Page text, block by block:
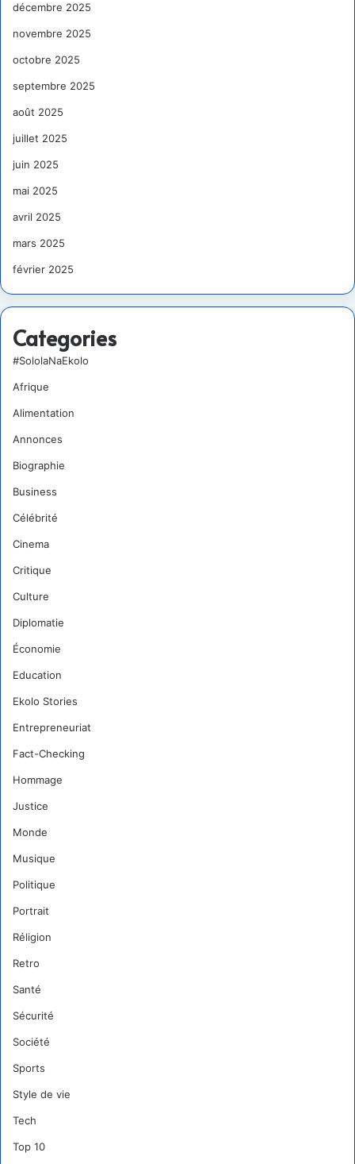
décembre 2025
novembre 2025
octobre 2025
septembre 2025
août 2025
juillet 2025
juin 2025
mai 2025
avril 2025
mars 2025
février 2025
Categories
#SololaNaEkolo
Afrique
Alimentation
Annonces
Biographie
Business
Célébrité
Cinema
Critique
Culture
Diplomatie
Économie
Education
Ekolo Stories
Entrepreneuriat
Fact-Checking
Hommage
Justice
Monde
Musique
Politique
Portrait
Réligion
Retro
Santé
Sécurité
Société
Sports
Style de vie
Tech
Top 10